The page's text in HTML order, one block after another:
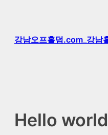
강남오프홀덤.com_강남
Hello